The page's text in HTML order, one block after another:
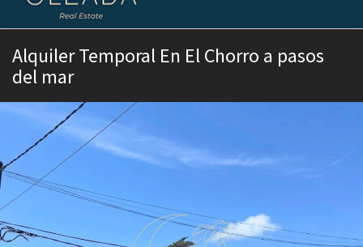
Alquiler Temporal En El Chorro a pasos
del mar